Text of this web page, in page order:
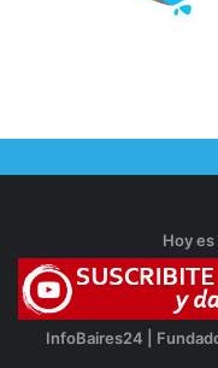
Hoy
InfoBaires24 |